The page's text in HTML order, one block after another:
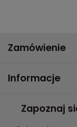
Zamówienie
Informacje
Zapoznaj